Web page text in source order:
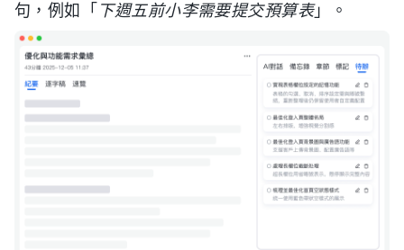
句，例如「 下週五前小李需要提交預算表」。